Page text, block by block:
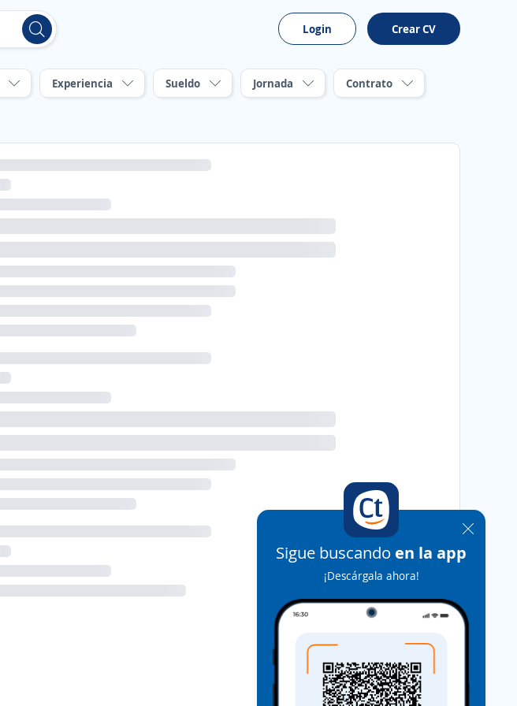
Login Crear CV
Experiencia Sueldo Jornada Contrato
Sigue buscando en la app
¡Descárgala ahora!